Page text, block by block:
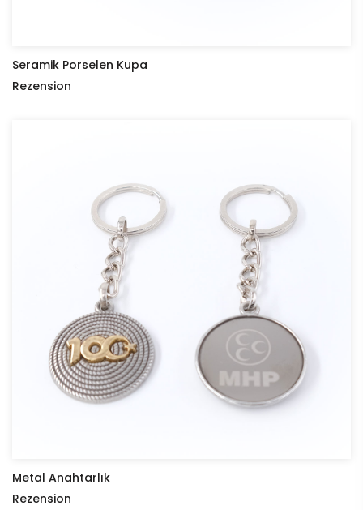
Seramik Porselen Kupa
Rezension
Metal Anahtarlık
Rezension